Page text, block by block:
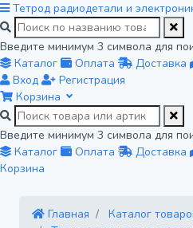
Тетрод радиодетали и
Введите минимум 3 символа для
Каталог
Оплата Доставка
Вход
Регистрация
Корзина
Введите минимум 3 символа для
Каталог
Оплата Доставка
Корзина
Главная
Каталог